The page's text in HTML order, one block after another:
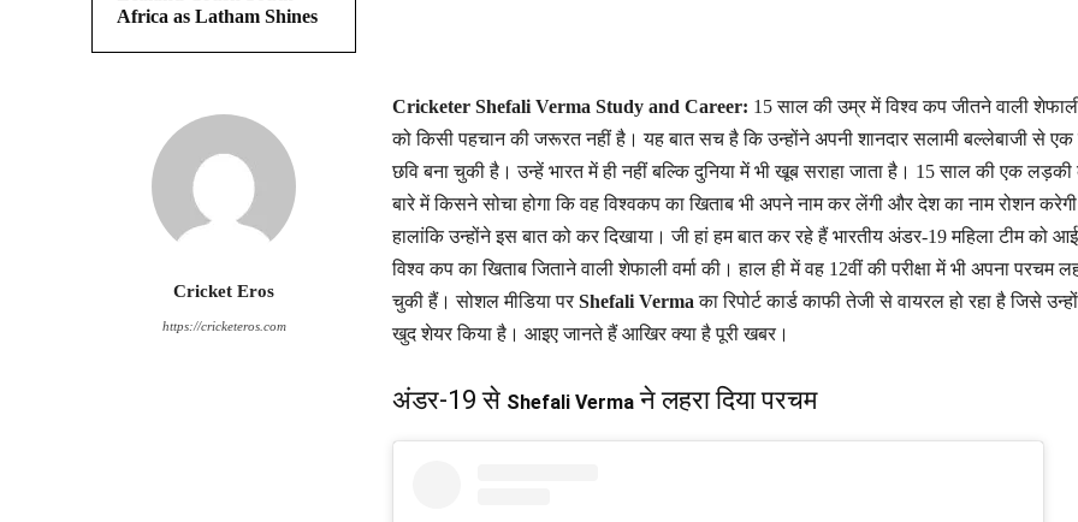
Africa as Latham Shines
Cricket Eros
https://cricketeros.com
Cricketer Shefali Verma Study and Career: 15 साल की उम्र में विश्व कप जीतने वाली शेफाली
को किसी पहचान की जरूरत नहीं है। यह बात सच है कि उन्होंने अपनी शानदार सलामी बल्लेबाजी से
छवि बना चुकी है। उन्हें भारत में ही नहीं बल्कि दुनिया में भी खूब सराहा जाता है। 15 साल की एक
बारे में किसने सोचा होगा कि वह विश्वकप का खिताब भी अपने नाम कर लेंगी और देश का नाम रोशन
हालांकि उन्होंने इस बात को कर दिखाया। जी हां हम बात कर रहे हैं भारतीय अंडर-19 महिला टीम को
विश्व कप का खिताब जिताने वाली शेफाली वर्मा की। हाल ही में वह 12वीं की परीक्षा में भी अपना परचम
चुकी हैं। सोशल मीडिया पर Shefali Vermaका रिपोर्ट कार्ड काफी तेजी से वायरल हो रहा है जिसे
खुद शेयर किया है। आइए जानते हैं आखिर क्या है पूरी खबर।
अंडर-19 से Shefali Verma ने लहरा दिया परचम